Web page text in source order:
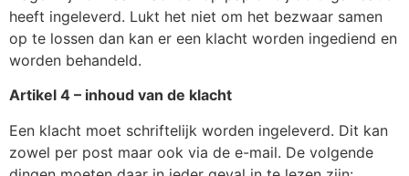
heeft ingeleverd. Lukt het niet om het bezwaar samen
op te lossen dan kan er een klacht worden ingediend en
worden behandeld.
Artikel 4 – inhoud van de klacht
Een klacht moet schriftelijk worden ingeleverd. Dit kan
zowel per post maar ook via de e-mail. De volgende